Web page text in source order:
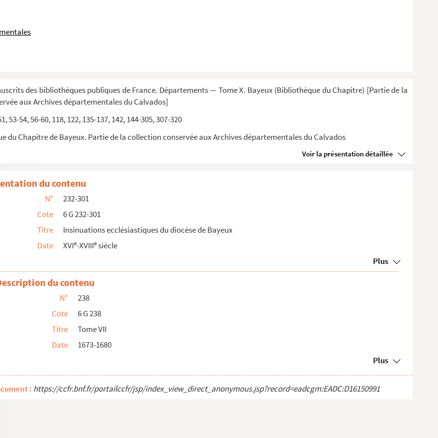
des bibliothèques publiques de France. Départements — Tome X. Bayeux (Bibliothèque du Chapitre) [Partie de la
aux Archives départementales du Calvados]
53-54, 56-60, 118, 122, 135-137, 142, 144-305, 307-320
du Chapitre de Bayeux. Partie de la collection conservée aux Archives départementales du Calvados
Voir la présentation détaillée
d’Angenne, conseiller du Roy en ses Co...
du curé est indiqué pour chaque paroisse
escuyer, greffier en chef des insinuations ...
porte le titre suivant : « Registre quinzième...
du contenu
N°
232-301
Cote
6 G 232-301
Titre
Insinuations ecclésiastiques du diocèse de Bayeux
Date
XVIe-XVIIIesiècle
Plus
du contenu
N°
238
Cote
6 G 238
Titre
Tome VII
Date
1673-1680
Plus
: https://ccfr.bnf.fr/portailccfr/jsp/index_view_direct_anonymous.jsp?record=eadcgm:EADC:D16150991